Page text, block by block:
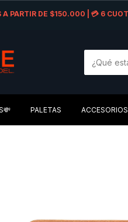
A PARTIR DE $150.000 | 💳 6
PALETAS ACCESORIOS